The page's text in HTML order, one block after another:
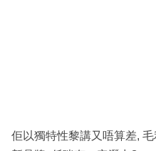
佢以獨特性黎講又唔算差,